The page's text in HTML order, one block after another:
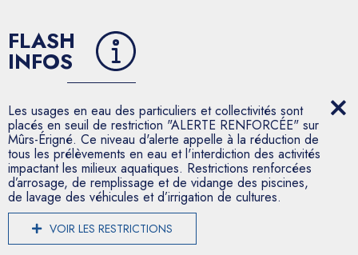
FLASH
INFOS
Les usages en eau des particuliers et collectivités sont
placés en seuil de restriction "ALERTE RENFORCÉE" sur
Mûrs-Érigné. Ce niveau d'alerte appelle à la réduction de
tous les prélèvements en eau et l'interdiction des activités
impactant les milieux aquatiques. Restrictions renforcées
d’arrosage, de remplissage et de vidange des piscines,
de lavage des véhicules et d’irrigation de cultures.
VOIR LES RESTRICTIONS